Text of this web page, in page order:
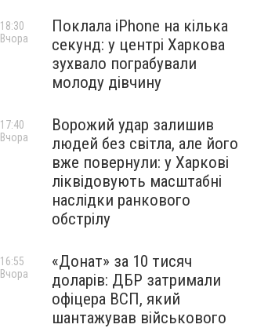
Поклала iPhone на кілька
секунд: у центрі Харкова
зухвало пограбували
молоду дівчину
18:30
Вчора
Ворожий удар залишив
людей без світла, але його
вже повернули: у Харкові
ліквідовують масштабні
наслідки ранкового
обстрілу
17:40
Вчора
«Донат» за 10 тисяч
доларів: ДБР затримали
офіцера ВСП, який
шантажував військового
16:55
Вчора